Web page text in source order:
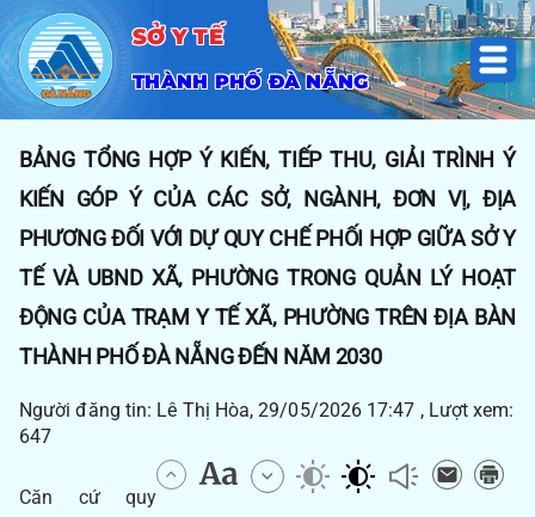
SỞ Y TẾ
THÀNH PHỐ ĐÀ NẴNG
BẢNG TỔNG HỢP Ý KIẾN, TIẾP THU, GIẢI TRÌNH Ý
KIẾN GÓP Ý CỦA CÁC SỞ, NGÀNH, ĐƠN VỊ, ĐỊA
PHƯƠNG ĐỐI VỚI DỰ QUY CHẾ PHỐI HỢP GIỮA SỞ Y
TẾ VÀ UBND XÃ, PHƯỜNG TRONG QUẢN LÝ HOẠT
ĐỘNG CỦA TRẠM Y TẾ XÃ, PHƯỜNG TRÊN ĐỊA BÀN
THÀNH PHỐ ĐÀ NẴNG ĐẾN NĂM 2030
Người đăng tin: Lê Thị Hòa, 29/05/2026 17:47 , Lượt xem:
647
Căn cứ quy